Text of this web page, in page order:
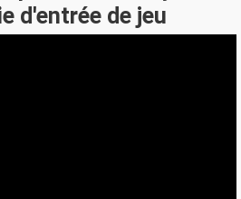
d'entrée de jeu